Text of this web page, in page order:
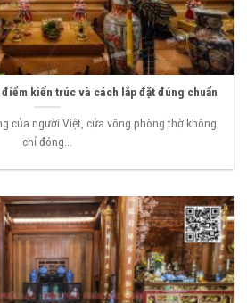
kiến trúc và cách lắp đặt đúng chuẩn
của người Việt, cửa võng phòng thờ không
chỉ đóng...